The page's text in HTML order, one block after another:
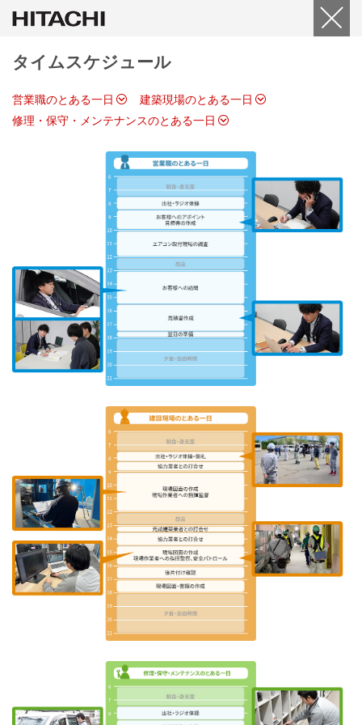
タイムスケジュール
営業職のとある一日
建築現場のとある一日
修理・保守・メンテナンスのとある一日